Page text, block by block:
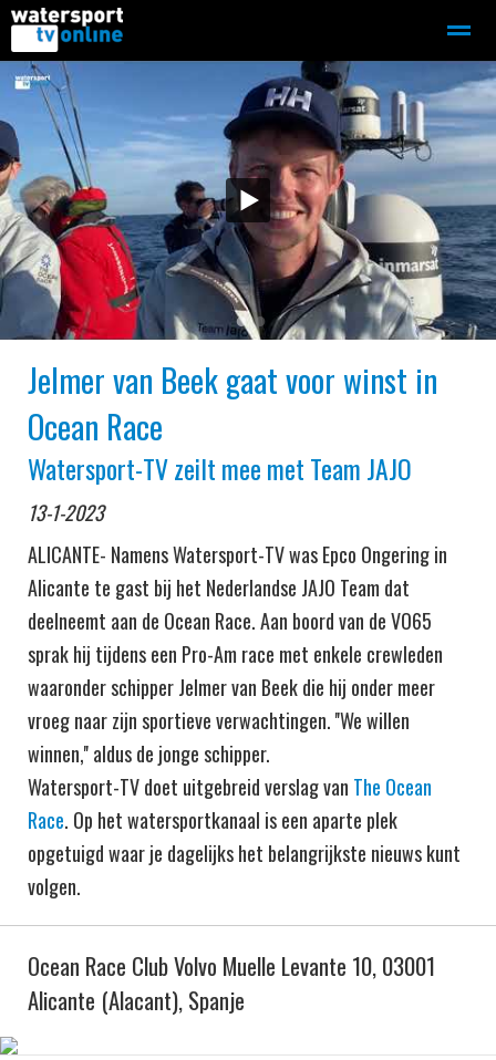
Zeilen Adverteren Redactie
Home Contact Bellen
●●
Jelmer van Beek gaat voor winst in
Ocean Race
Watersport-TV zeilt mee met Team JAJO
13-1-2023
ALICANTE- Namens Watersport-TV was Epco Ongering in
Alicante te gast bij het Nederlandse JAJO Team dat
deelneemt aan de Ocean Race. Aan boord van de VO65
sprak hij tijdens een Pro-Am race met enkele crewleden
waaronder schipper Jelmer van Beek die hij onder meer
vroeg naar zijn sportieve verwachtingen. ''We willen
winnen,'' aldus de jonge schipper.
Watersport-TV doet uitgebreid verslag van The Ocean
Race. Op het watersportkanaal is een aparte plek
opgetuigd waar je dagelijks het belangrijkste nieuws kunt
volgen.
Ocean Race Club Volvo Muelle Levante 10, 03001
Alicante (Alacant), Spanje